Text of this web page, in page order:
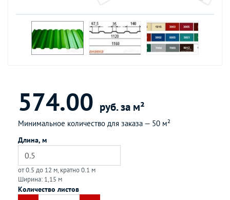
574.00 руб. за м²
Минимальное количество для заказа — 50 м²
Длина, м
от 0.5 до 12 м, кратно 0.1 м
Ширина: 1,15 м
Количество листов